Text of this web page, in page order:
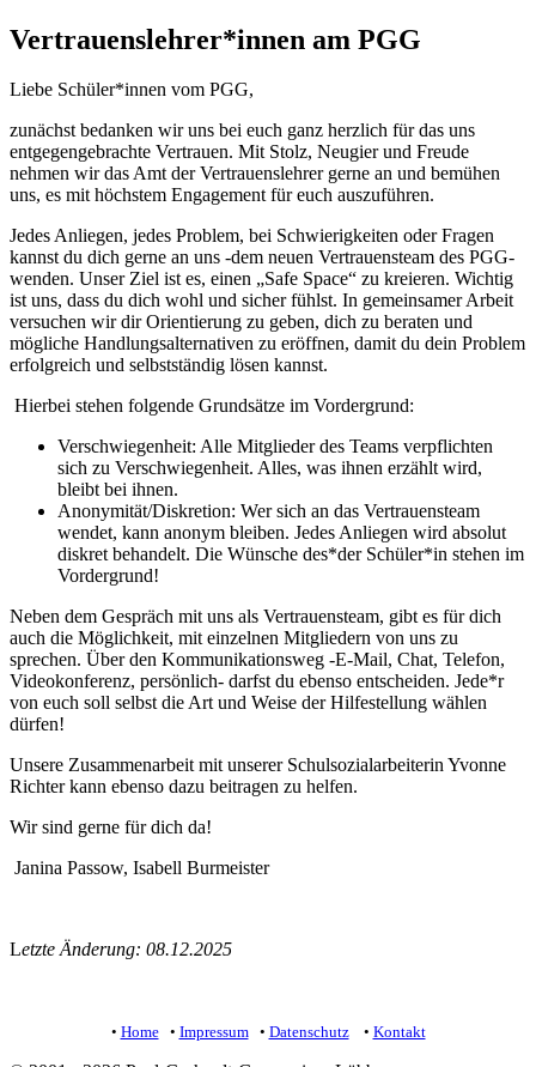
Vertrauenslehrer*innen am PGG
Liebe Schüler*innen vom PGG,
zunächst bedanken wir uns bei euch ganz herzlich für das uns
entgegengebrachte Vertrauen. Mit Stolz, Neugier und Freude
nehmen wir das Amt der Vertrauenslehrer gerne an und bemühen
uns, es mit höchstem Engagement für euch auszuführen.
Jedes Anliegen, jedes Problem, bei Schwierigkeiten oder Fragen
kannst du dich gerne an uns -dem neuen Vertrauensteam des PGG-
wenden. Unser Ziel ist es, einen „Safe Space“ zu kreieren. Wichtig
ist uns, dass du dich wohl und sicher fühlst. In gemeinsamer Arbeit
versuchen wir dir Orientierung zu geben, dich zu beraten und
mögliche Handlungsalternativen zu eröffnen, damit du dein Problem
erfolgreich und selbstständig lösen kannst.
Hierbei stehen folgende Grundsätze im Vordergrund:
Verschwiegenheit: Alle Mitglieder des Teams verpflichten
sich zu Verschwiegenheit. Alles, was ihnen erzählt wird,
bleibt bei ihnen.
Anonymität/Diskretion: Wer sich an das Vertrauensteam
wendet, kann anonym bleiben. Jedes Anliegen wird absolut
diskret behandelt. Die Wünsche des*der Schüler*in stehen im
Vordergrund!
Neben dem Gespräch mit uns als Vertrauensteam, gibt es für dich
auch die Möglichkeit, mit einzelnen Mitgliedern von uns zu
sprechen. Über den Kommunikationsweg -E-Mail, Chat, Telefon,
Videokonferenz, persönlich- darfst du ebenso entscheiden. Jede*r
von euch soll selbst die Art und Weise der Hilfestellung wählen
dürfen!
Unsere Zusammenarbeit mit unserer Schulsozialarbeiterin Yvonne
Richter kann ebenso dazu beitragen zu helfen.
Wir sind gerne für dich da!
Janina Passow, Isabell Burmeister
Letzte Änderung: 08.12.2025
• Home• Impressum• Datenschutz• Kontakt